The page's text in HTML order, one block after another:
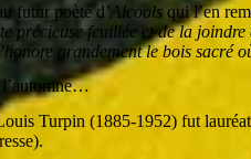
futur poète d’Alcools qui l’en
précieuse feuillée et de la
grandement le bois sacré
l’automne…
Turpin (1885-1952) fut